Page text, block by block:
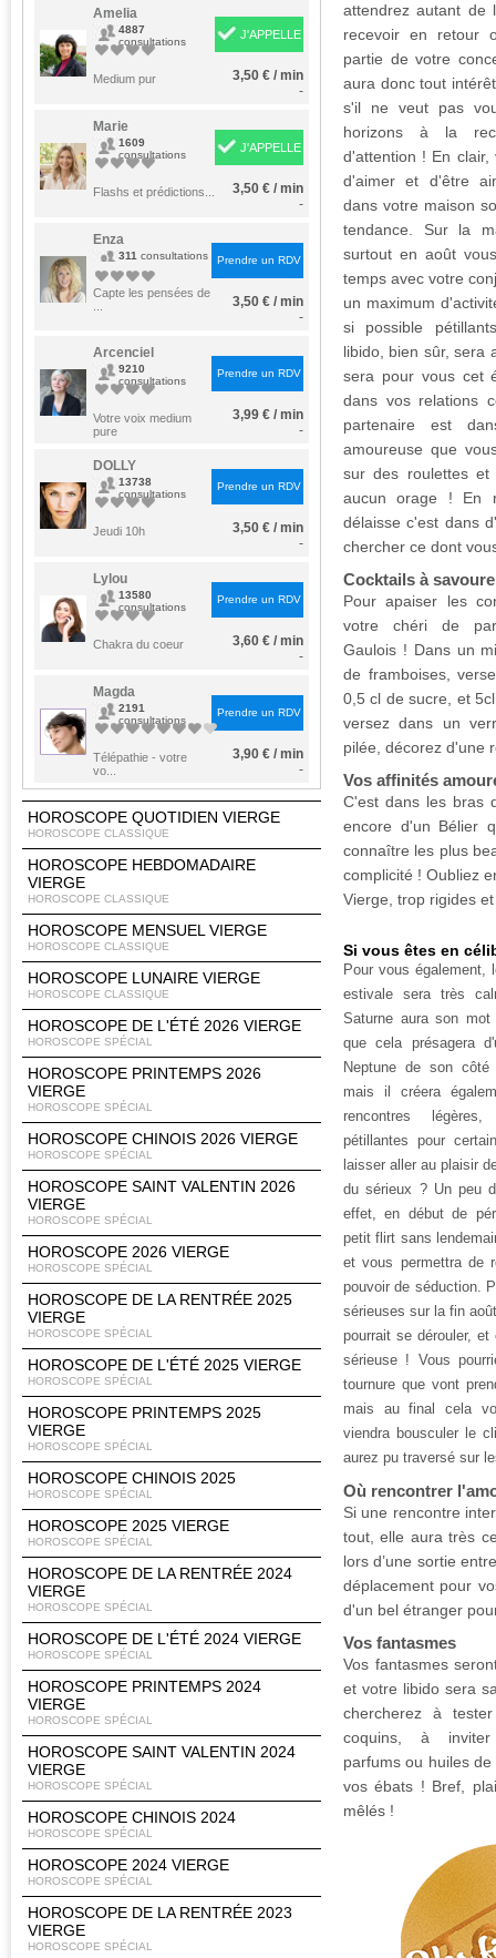
Amelia
4887
consultations
Medium pur
J'APPELLE
3,50 € / min
-
Marie
1609
consultations
Flashs et prédictions...
J'APPELLE
3,50 € / min
-
Enza
311 consultations
Capte les pensées de
Prendre un RDV
3,50 € / min
-
Arcenciel
9210
consultations
Votre voix medium
pure
Prendre un RDV
3,99 € / min
-
DOLLY
13738
consultations
Jeudi 10h
Prendre un RDV
3,50 € / min
-
Lylou
13580
consultations
Chakra du coeur
Prendre un RDV
3,60 € / min
-
Magda
2191
consultations
Télépathie - votre
vo...
Prendre un RDV
3,90 € / min
-
HOROSCOPE QUOTIDIEN VIERGE
HOROSCOPE CLASSIQUE
HOROSCOPE HEBDOMADAIRE
VIERGE
HOROSCOPE CLASSIQUE
HOROSCOPE MENSUEL VIERGE
HOROSCOPE CLASSIQUE
HOROSCOPE LUNAIRE VIERGE
HOROSCOPE CLASSIQUE
HOROSCOPE DE L'ÉTÉ 2026 VIERGE
HOROSCOPE SPÉCIAL
HOROSCOPE PRINTEMPS 2026
VIERGE
HOROSCOPE SPÉCIAL
HOROSCOPE CHINOIS 2026 VIERGE
HOROSCOPE SPÉCIAL
HOROSCOPE SAINT VALENTIN 2026
VIERGE
HOROSCOPE SPÉCIAL
HOROSCOPE 2026 VIERGE
HOROSCOPE SPÉCIAL
HOROSCOPE DE LA RENTRÉE 2025
VIERGE
HOROSCOPE SPÉCIAL
HOROSCOPE DE L'ÉTÉ 2025 VIERGE
HOROSCOPE SPÉCIAL
HOROSCOPE PRINTEMPS 2025
VIERGE
HOROSCOPE SPÉCIAL
HOROSCOPE CHINOIS 2025
HOROSCOPE SPÉCIAL
HOROSCOPE 2025 VIERGE
HOROSCOPE SPÉCIAL
HOROSCOPE DE LA RENTRÉE 2024
VIERGE
HOROSCOPE SPÉCIAL
HOROSCOPE DE L'ÉTÉ 2024 VIERGE
HOROSCOPE SPÉCIAL
HOROSCOPE PRINTEMPS 2024
VIERGE
HOROSCOPE SPÉCIAL
HOROSCOPE SAINT VALENTIN 2024
VIERGE
HOROSCOPE SPÉCIAL
HOROSCOPE CHINOIS 2024
HOROSCOPE SPÉCIAL
HOROSCOPE 2024 VIERGE
HOROSCOPE SPÉCIAL
HOROSCOPE DE LA RENTRÉE 2023
VIERGE
HOROSCOPE SPÉCIAL
attendrez autant de
recevoir en retour
partie de votre
aura donc tout
s'il ne veut pas
horizons à la
d'attention ! En
d'aimer et d'être
dans votre maison
tendance. Sur la
surtout en août
temps avec votre
un maximum
si possible
libido, bien sûr, sera
sera pour vous cet
dans vos relations
partenaire est
amoureuse que
sur des roulettes
aucun orage ! En
délaisse c'est dans
chercher ce dont
Cocktails à
Pour apaiser les
votre chéri de
Gaulois ! Dans un
de framboises,
0,5 cl de sucre, et
versez dans un
pilée, décorez d'une
Vos affinités
C'est dans les bras
encore d'un Bélier
connaître les plus
complicité ! Oubliez
Vierge, trop rigides
Si vous êtes en
Pour vous également,
estivale sera très
Saturne aura son
que cela présagera
Neptune de son
mais il créera
rencontres
pétillantes pour
laisser aller au plaisir
du sérieux ? Un peu
effet, en début de
petit flirt sans
et vous permettra de
pouvoir de séduction.
sérieuses sur la fin
pourrait se dérouler,
sérieuse ! Vous
tournure que vont
mais au final cela
viendra bousculer le
aurez pu traversé sur
Où rencontrer
Si une rencontre
tout, elle aura très
lors d’une sortie
déplacement pour
d'un bel étranger
Vos fantasmes
Vos fantasmes
et votre libido sera
chercherez à
coquins, à inviter
parfums ou huiles
vos ébats ! Bref,
mêlés !